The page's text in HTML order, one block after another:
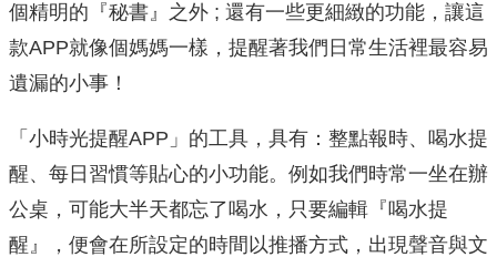
個精明的『秘書』之外 ; 還有一些更細緻的功能，讓這
款APP就像個媽媽一樣，提醒著我們日常生活裡最容易
遺漏的小事！
「小時光提醒APP」的工具，具有：整點報時、喝水提
醒、每日習慣等貼心的小功能。例如我們時常一坐在辦
公桌，可能大半天都忘了喝水，只要編輯『喝水提
醒』，便會在所設定的時間以推播方式，出現聲音與文